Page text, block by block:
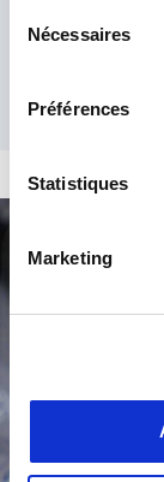
Nécessaires
Préférences
Statistiques
Marketing